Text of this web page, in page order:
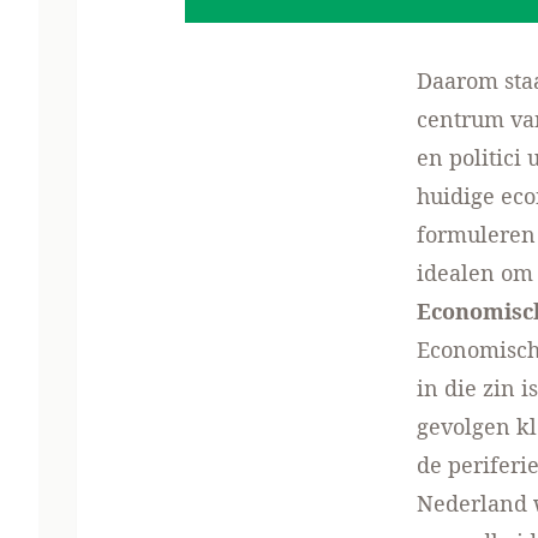
Daarom
centrum
en politici
huidige
idealen
in die zin
gevolgen
de
Nederland